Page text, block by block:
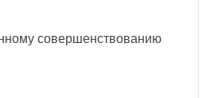
совершенствованию